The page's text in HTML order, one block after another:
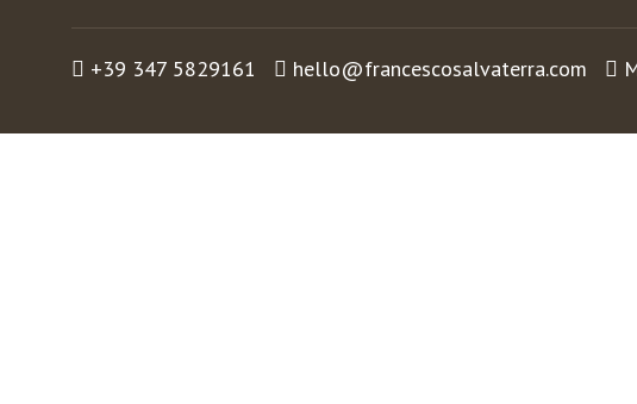
+39 347 5829161 hello@francescosalvaterra.com